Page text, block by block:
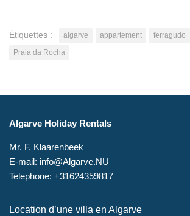
Étiquettes : algarve appartement ferragudo
Praia da Rocha
Algarve Holiday Rentals
Mr. F. Klaarenbeek
E-mail: info@Algarve.NU
Telephone: +31624359817
Location d’une villa en Algarve